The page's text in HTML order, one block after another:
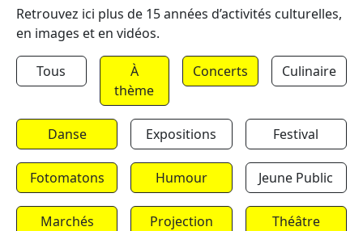
Retrouvez ici plus de 15 années d’activités culturelles,
en images et en vidéos.
Tous
À
thème
Concerts Culinaire
Danse Expositions Festival
Fotomatons Humour Jeune Public
Marchés Projection Théâtre